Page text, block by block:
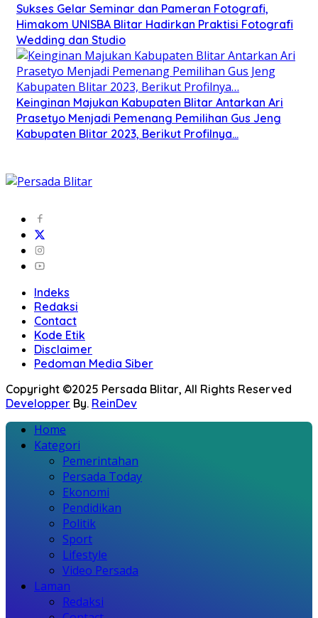
Sukses Gelar Seminar dan Pameran Fotografi,
Himakom UNISBA Blitar Hadirkan Praktisi Fotografi
Wedding dan Studio
Keinginan Majukan Kabupaten Blitar Antarkan Ari
Prasetyo Menjadi Pemenang Pemilihan Gus Jeng
Kabupaten Blitar 2023, Berikut Profilnya…
Indeks
Redaksi
Contact
Kode Etik
Disclaimer
Pedoman Media Siber
Copyright ©2025 Persada Blitar, All Rights Reserved
Developper By. ReinDev
Home
Kategori
Pemerintahan
Persada Today
Ekonomi
Pendidikan
Politik
Sport
Lifestyle
Video Persada
Laman
Redaksi